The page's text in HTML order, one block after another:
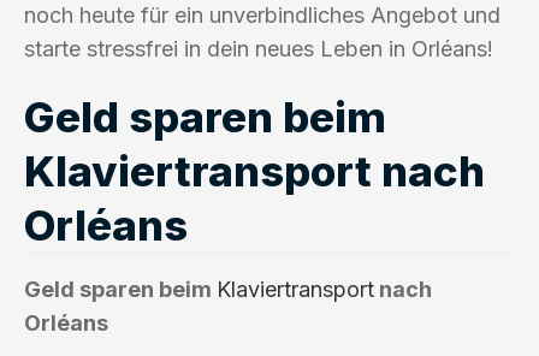
noch heute für ein unverbindliches Angebot und
starte stressfrei in dein neues Leben in Orléans!
Geld sparen beim
Klaviertransport nach
Orléans
Geld sparen beim Klaviertransport nach
Orléans